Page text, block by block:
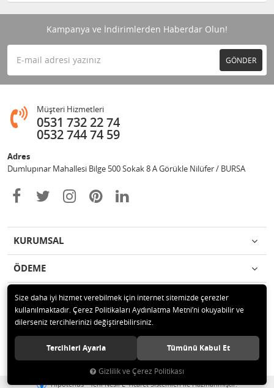
Kampanya ve İndirimlerden Haberdar Olun!
GÖNDER
Müşteri Hizmetleri
0531 732 22 74
0532 744 74 59
Adres
Dumlupınar Mahallesi Bilge 500 Sokak 8 A Görükle Nilüfer / BURSA
KURUMSAL
ÖDEME
İLETİŞİM
© 2020 MAG OTOMOTİV Tüm hakları saklıdır.
Hipotenüs Yeni Nesil E-Ticaret Sistemleri ile Hazırlanmıştır.
Size daha iyi hizmet verebilmek için internet sitemizde çerezler
kullanılmaktadır. Çerez Politikaları Aydınlatma Metni’ni okuyabilir ve
dilerseniz tercihlerinizi değiştirebilirsiniz.
Tercihleri Ayarla Tümünü Kabul Et
Gizlilik ve Çerez Politikası